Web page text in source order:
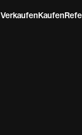
VerkaufenKaufen